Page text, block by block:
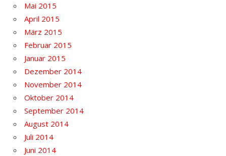
Mai 2015
April 2015
März 2015
Februar 2015
Januar 2015
Dezember 2014
November 2014
Oktober 2014
September 2014
August 2014
Juli 2014
Juni 2014